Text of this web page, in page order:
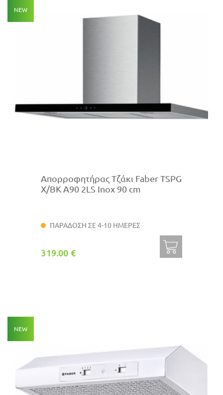
NEW
Απορροφητήρας Τζάκι Faber TSPG
X/BK A90 2LS Inox 90 cm
ΠΑΡΑΔΟΣΗ ΣΕ 4-10 ΗΜΕΡΕΣ
319.00 €
NEW